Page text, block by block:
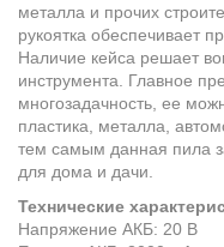
металла и прочих
рукоятка обеспечивает
Наличие кейса решает
инструмента. Главное
многозадачность, ее
пластика, металла,
тем самым данная пила
для дома и дачи.
Технические
Напряжение АКБ: 20 В